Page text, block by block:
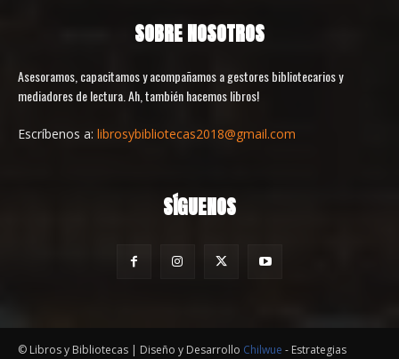
SOBRE NOSOTROS
Asesoramos, capacitamos y acompañamos a gestores bibliotecarios y
mediadores de lectura. Ah, también hacemos libros!
Escríbenos a: librosybibliotecas2018@gmail.com
SÍGUENOS
© Libros y Bibliotecas | Diseño y Desarrollo Chilwue - Estrategias